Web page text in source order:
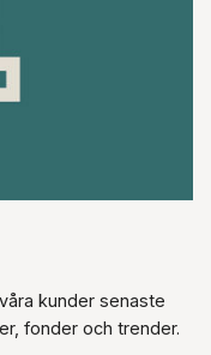
kunder senaste
fonder och trender.